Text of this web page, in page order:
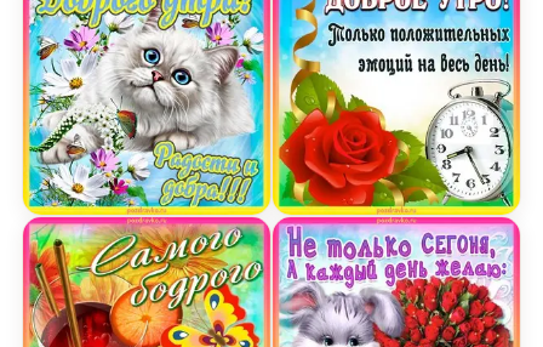
Открытка доброе утро радости и добра!
Открытка с добрым